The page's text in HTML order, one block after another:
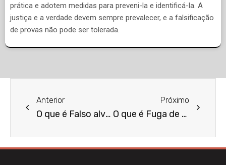
prática e adotem medidas para preveni-la e identificá-la. A
justiça e a verdade devem sempre prevalecer, e a falsificação
de provas não pode ser tolerada.
Anterior
O que é Falso alvará?
Próximo
O que é Fuga de divisas?